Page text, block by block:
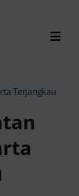
Terjangkau